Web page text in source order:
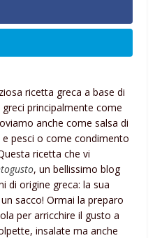
ricetta greca a base di
principalmente come
anche come salsa di
pesci o come condimento
ricetta che vi
, un bellissimo blog
di origine greca: la sua
sacco! Ormai la preparo
per arricchire il gusto a
insalate ma anche